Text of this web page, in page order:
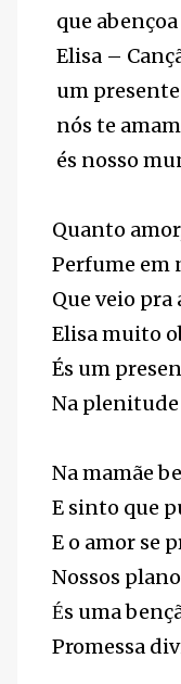
que
Elisa –
um
nós te
és nosso
Quanto
Perfume em
Que veio pra
Elisa muito
És um
Na plenitude
Na mamãe
E sinto que
E o amor se
Nossos
És uma
Promessa